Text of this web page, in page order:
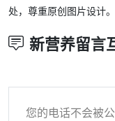
处，尊重原创图片设计。
新营养留言
您的电话不会被